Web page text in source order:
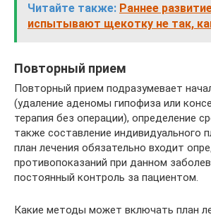
Читайте также: Раннее
испытывают щекотку не так,
Повторный прием
Повторный прием подразумевает
(удаление аденомы гипофиза или
терапия без операции), определение
также составление индивидуального
план лечения обязательно входит
противопоказаний при данном
постоянный контроль за пациентом.
Какие методы может включать план